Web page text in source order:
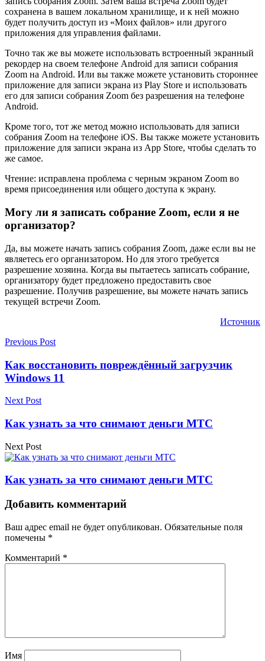
сохранена в вашем локальном хранилище, и к ней можно
будет получить доступ из «Моих файлов» или другого
приложения для управления файлами.
Точно так же вы можете использовать встроенный экранный
рекордер на своем телефоне Android для записи собрания
Zoom на Android. Или вы также можете установить стороннее
приложение для записи экрана из Play Store и использовать
его для записи собрания Zoom без разрешения на телефоне
Android.
Кроме того, тот же метод можно использовать для записи
собрания Zoom на телефоне iOS. Вы также можете установить
приложение для записи экрана из App Store, чтобы сделать то
же самое.
Чтение: исправлена ​​проблема с черным экраном Zoom во
время присоединения или общего доступа к экрану.
Могу ли я записать собрание Zoom, если я не
организатор?
Да, вы можете начать запись собрания Zoom, даже если вы не
являетесь его организатором. Но для этого требуется
разрешение хозяина. Когда вы пытаетесь записать собрание,
организатору будет предложено предоставить свое
разрешение. Получив разрешение, вы можете начать запись
текущей встречи Zoom.
Источник
Previous Post
Как восстановить повреждённый загрузчик
Windows 11
Next Post
Как узнать за что снимают деньги МТС
Next Post
Как узнать за что снимают деньги МТС
Добавить комментарий
Ваш адрес email не будет опубликован. Обязательные поля
помечены *
Комментарий *
Имя